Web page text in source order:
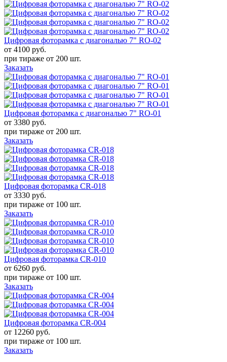
Цифровая фоторамка с диагональю 7" RO-02
от 4100 руб.
при тираже от 200 шт.
Заказать
Цифровая фоторамка с диагональю 7" RO-01
от 3380 руб.
при тираже от 200 шт.
Заказать
Цифровая фоторамка CR-018
от 3330 руб.
при тираже от 100 шт.
Заказать
Цифровая фоторамка CR-010
от 6260 руб.
при тираже от 100 шт.
Заказать
Цифровая фоторамка CR-004
от 12260 руб.
при тираже от 100 шт.
Заказать